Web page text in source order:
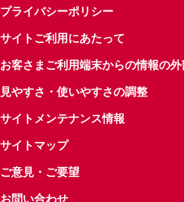
プライバシーポリシー
サイトご利用にあたって
お客さまご利用端末からの情報の
見やすさ・使いやすさの調整
サイトメンテナンス情報
サイトマップ
ご意見・ご要望
お問い合わせ